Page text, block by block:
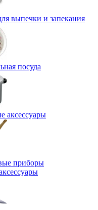
выпечки и запекания
посуда
аксессуары
приборы